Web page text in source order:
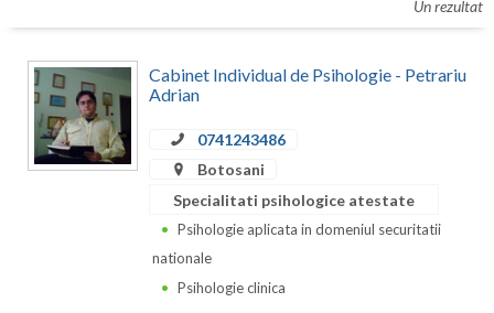
Bucuresti
Buzau
Calarasi
Caras-Severin
Un rezultat
Cabinet Individual de Psihologie - Petrariu
Adrian
0741243486
Botosani
Specialitati psihologice atestate
Psihologie aplicata in domeniul securitatii
nationale
Psihologie clinica